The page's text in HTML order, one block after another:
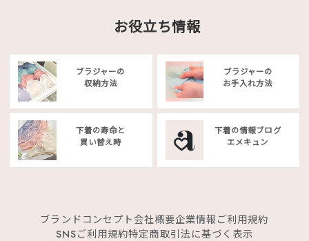
お役立ち情報
ブラジャーの
収納方法
ブラジャーの
お手入れ方法
下着の寿命と
買い替え時
下着の情報ブログ
エメキュン
ブランドコンセプト会社概要企業情報 ご利用規約
SNSご利用規約特定商取引法に基づく表示